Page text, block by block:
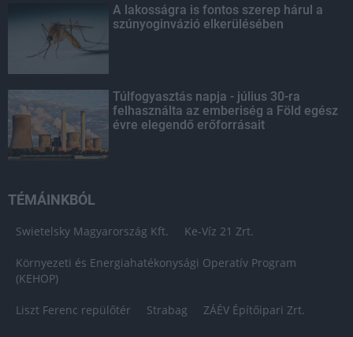
A lakosságra is fontos szerep hárul a
szúnyoginvázió elkerülésében
Túlfogyasztás napja - július 30-ra
felhasználta az emberiség a Föld egész
évre elegendő erőforrásait
TÉMÁINKBÓL
Swietelsky Magyarország Kft. Ke-Víz 21 Zrt.
Környezeti és Energiahatékonysági Operatív Program
(KEHOP)
Liszt Ferenc repülőtér Strabag ZÁÉV Építőipari Zrt.